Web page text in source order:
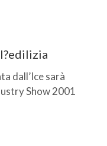
dall’Ice sarà
Show 2001